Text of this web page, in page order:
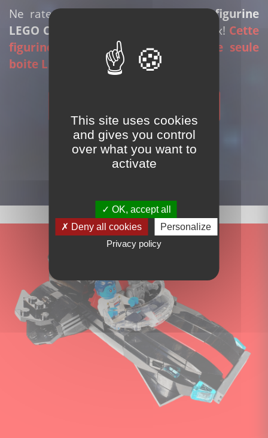
Ne ratez pas l'occasion d'obtenir lafigurine
LEGO Creator Expert
pour un bon prix! Cette
figurine est rare et exclusive à une seule
boite LEGO Creator Expert!
This site uses cookies
and gives you control
over what you want to
activate
OK, accept all
Deny all cookies
Personalize
Privacy policy